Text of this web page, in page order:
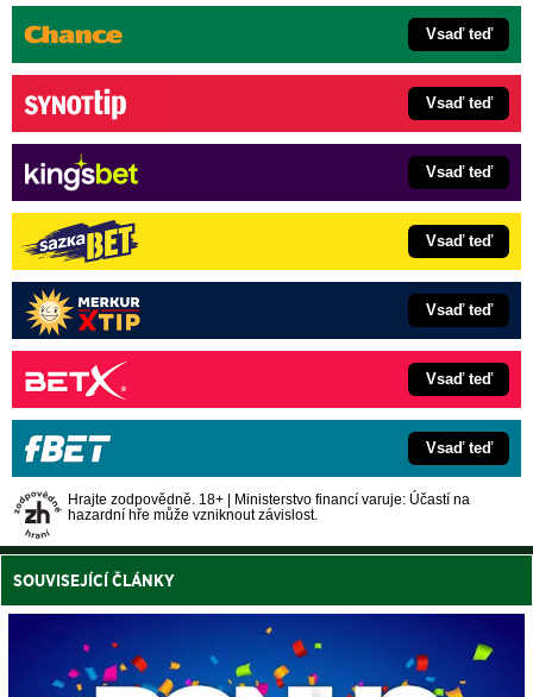
Vsaď teď
Vsaď teď
Vsaď teď
Vsaď teď
Vsaď teď
Vsaď teď
Vsaď teď
Hrajte zodpovědně. 18+ | Ministerstvo financí varuje: Účastí na
hazardní hře může vzniknout závislost.
SOUVISEJÍCÍ ČLÁNKY